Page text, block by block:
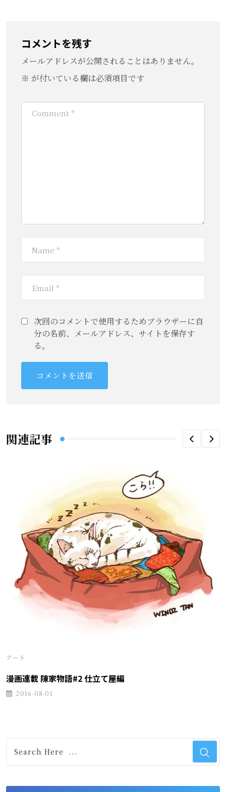
コメントを残す
メールアドレスが公開されることはありません。
※ が付いている欄は必須項目です
次回のコメントで使用するためブラウザーに自
分の名前、メールアドレス、サイトを保存す
る。
関連記事
アート
漫画連載 陳家物語#2 仕立て屋編
2016-08-01